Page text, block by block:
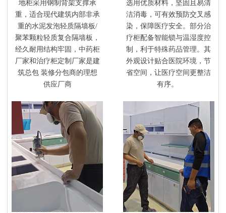
地柜采用钢制背架支撑承
重，适合现代建筑内部非承
重的水泥发泡轻质隔墙板/
聚苯颗粒轻质复合隔墙板，
经久耐用结构牢固，中药柜
厂家和治疗柜定制厂家是建
筑总包 装修分包商的理想
供应厂商
选用优质材料，坚固且易清
洁消毒，可有效预防交叉感
染，保障医疗安全。部分治
疗柜配备智能锁与温湿度控
制，利于特殊药品管理。其
外观设计贴合医院环境，节
省空间，让医疗空间更整洁
有序。